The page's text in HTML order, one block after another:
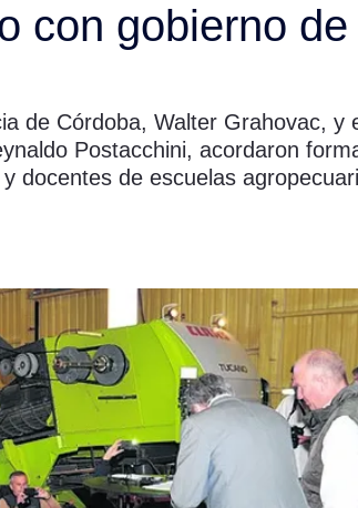
con gobierno de
de Córdoba, Walter Grahovac, y
Postacchini, acordaron
docentes de escuelas